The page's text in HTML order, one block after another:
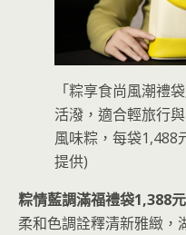
「粽享食尚風潮禮
活潑，適合輕旅行
風味粽，每袋1,488
提供)
粽情藍調滿福禮袋1,388元
柔和色調詮釋清新雅緻，